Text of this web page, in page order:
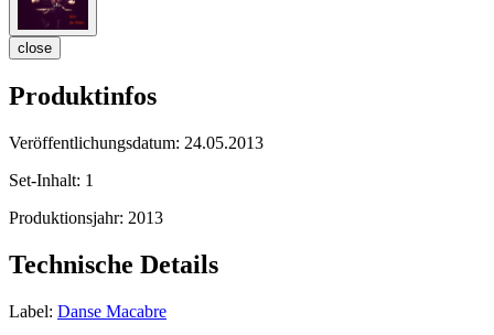
close
Produktinfos
Veröffentlichungsdatum: 24.05.2013
Set-Inhalt: 1
Produktionsjahr: 2013
Technische Details
Label: Danse Macabre